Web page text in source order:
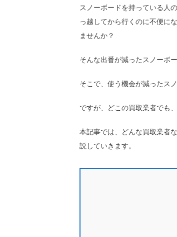
スノーボードを持っている人
っ越してから行くのに不便に
ませんか？
そんな出番が減ったスノーボ
そこで、使う機会が減ったス
ですが、どこの買取業者でも
本記事では、どんな買取業者
説していきます。